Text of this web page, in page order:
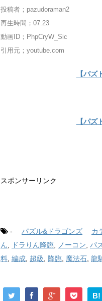
投稿者；pazudoraman2
再生時間；07:23
動画ID；PhpCryW_Sic
引用元；youtube.com
【パ
【パ
スポンサーリンク
- パズル&ドラゴンズ カ
ん
ドラりん降臨 ノーコン パ
料 編成 超級 降臨 魔法石 龍
B!